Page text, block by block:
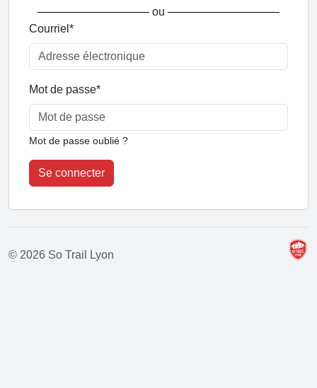
ou
Courriel *
Mot de passe*
Mot de passe oublié ?
Se connecter
© 2026 So Trail Lyon